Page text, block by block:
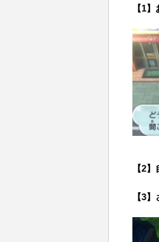
【1
【2
【3